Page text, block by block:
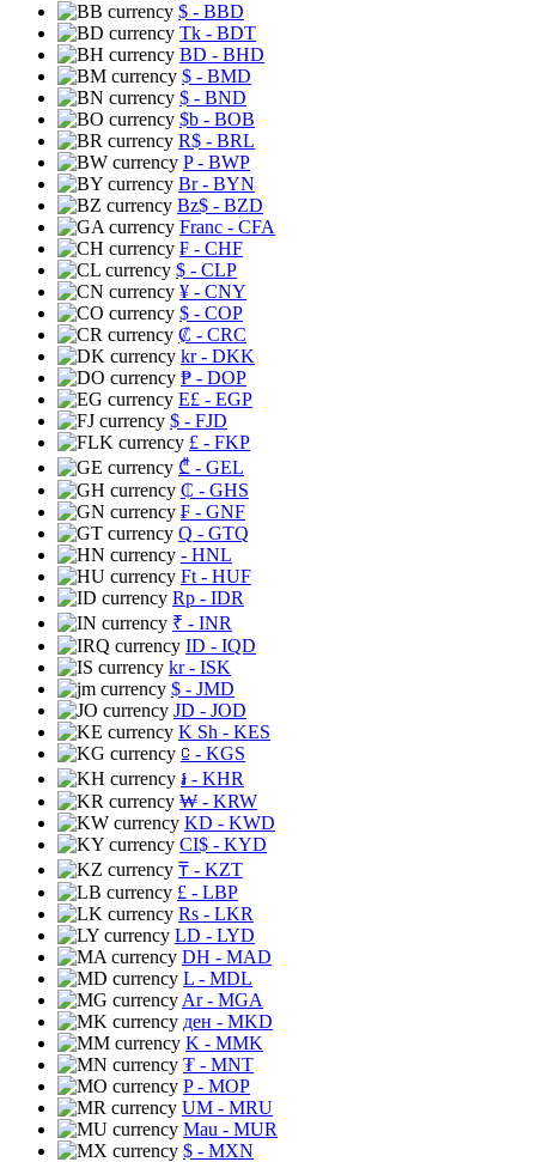
$ - BBD
Tk - BDT
BD - BHD
$ - BMD
$ - BND
$b - BOB
R$ - BRL
P- BWP
Br- BYN
Bz$ - BZD
Franc - CFA
₣ - CHF
$ - CLP
¥ - CNY
$ - COP
₡ - CRC
kr- DKK
₱ - DOP
E£ - EGP
$ - FJD
£ - FKP
₾ - GEL
₵ - GHS
₣ - GNF
Q - GTQ
- HNL
Ft - HUF
Rp - IDR
₹ - INR
ID - IQD
kr- ISK
$ - JMD
JD - JOD
K Sh - KES
⃀ - KGS
៛ - KHR
₩ - KRW
KD - KWD
CI$ - KYD
₸ - KZT
£ - LBP
Rs - LKR
LD - LYD
DH - MAD
L - MDL
Ar- MGA
ден - MKD
K - MMK
₮ - MNT
P- MOP
UM - MRU
Mau - MUR
$ - MXN